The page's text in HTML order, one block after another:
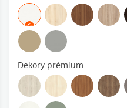
Dekory prémium